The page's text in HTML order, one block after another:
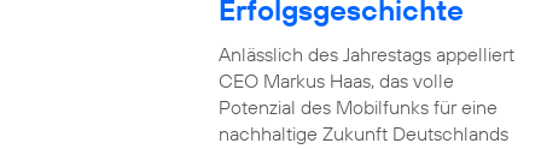
Erfolgsgeschichte
Anlässlich des Jahrestags appelliert
CEO Markus Haas, das volle
Potenzial des Mobilfunks für eine
nachhaltige Zukunft Deutschlands